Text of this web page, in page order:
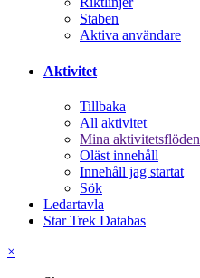
Staben
Aktiva användare
Aktivitet
Tillbaka
All aktivitet
Mina aktivitetsflöden
Oläst innehåll
Innehåll jag startat
Sök
Ledartavla
Star Trek Databas
×